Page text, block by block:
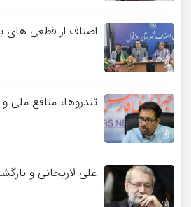
اصناف از قطعی های
تندروها، منافع ملی
علی لاریجانی و